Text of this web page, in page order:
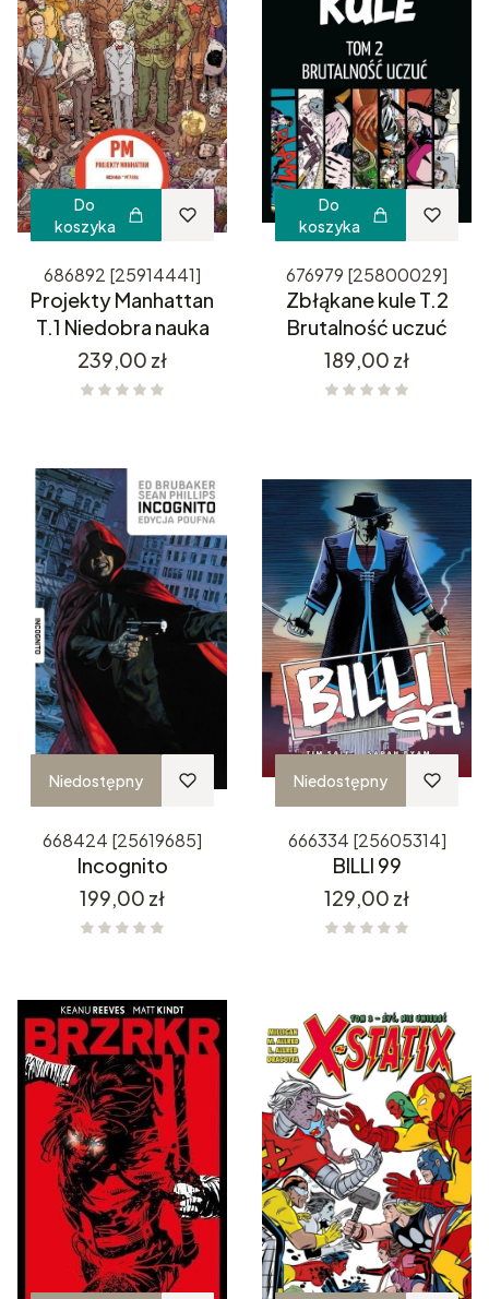
Do
koszyka
686892 [25914441]
Projekty Manhattan
T.1 Niedobra nauka
Cena
239,00 zł
Do
koszyka
676979 [25800029]
Zbłąkane kule T.2
Brutalność uczuć
Cena
189,00 zł
Niedostępny
668424 [25619685]
Incognito
Cena
199,00 zł
Niedostępny
666334 [25605314]
BILLI 99
Cena
129,00 zł